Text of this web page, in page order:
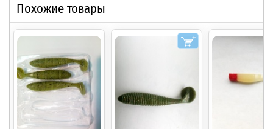
Похожие товары